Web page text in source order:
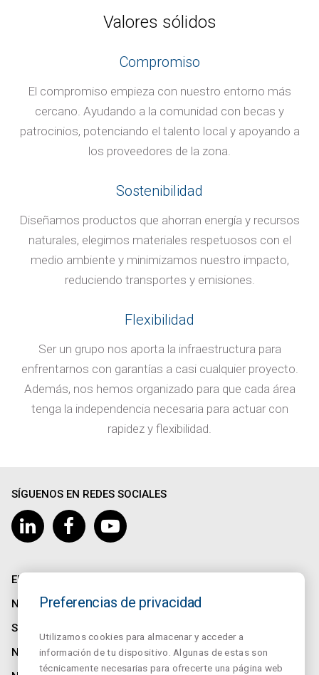
Valores sólidos
Compromiso
El compromiso empieza con nuestro entorno más
cercano. Ayudando a la comunidad con becas y
patrocinios, potenciando el talento local y apoyando a
los proveedores de la zona.
Sostenibilidad
Diseñamos productos que ahorran energía y recursos
naturales, elegimos materiales respetuosos con el
medio ambiente y minimizamos nuestro impacto,
reduciendo transportes y emisiones.
Flexibilidad
Ser un grupo nos aporta la infraestructura para
enfrentarnos con garantías a casi cualquier proyecto.
Además, nos hemos organizado para que cada área
tenga la independencia necesaria para actuar con
rapidez y flexibilidad.
SÍGUENOS EN REDES SOCIALES
EMPRESA
NORMALINK
SALUZ
NORMALUX
Preferencias de privacidad
Utilizamos cookies para almacenar y acceder a
información de tu dispositivo. Algunas de estas son
técnicamente necesarias para ofrecerte una página web